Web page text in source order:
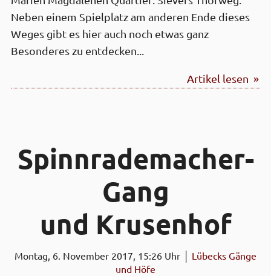
Neben einem Spielplatz am anderen Ende dieses
Weges gibt es hier auch noch etwas ganz
Besonderes zu entdecken...
Artikel lesen »
Spinn­rade­macher-
Gang
und Krusen­hof
Montag, 6. November 2017, 15:26 Uhr │ Lübecks Gänge
und Höfe